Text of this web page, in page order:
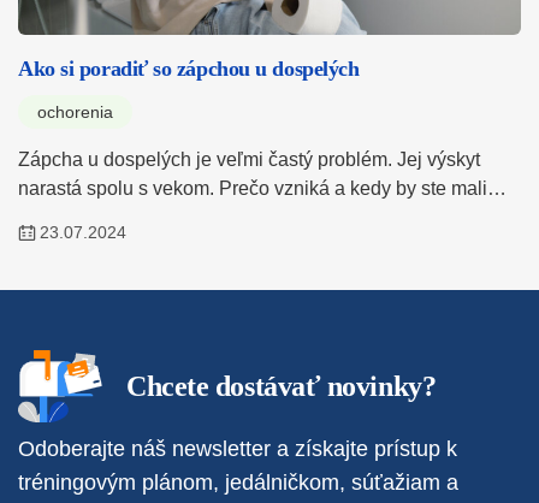
Ako si poradiť so zápchou u dospelých
ochorenia
Zápcha u dospelých je veľmi častý problém. Jej výskyt
narastá spolu s vekom. Prečo vzniká a kedy by ste mali…
23.07.2024
Chcete dostávať novinky?
Odoberajte náš newsletter a získajte prístup k
tréningovým plánom, jedálničkom, súťažiam a